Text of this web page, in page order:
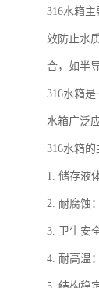
316水箱
效防止水
合，如半
316水箱
水箱广泛
316水箱的
1. 储存液
2. 耐腐蚀
3. 卫生安
4. 耐高温